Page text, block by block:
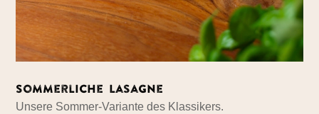
Sommerliche Lasagne
Unsere Sommer-Variante des Klassikers.